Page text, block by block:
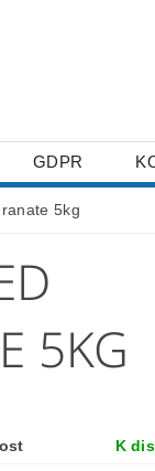
GDPR
5kg
5KG
K